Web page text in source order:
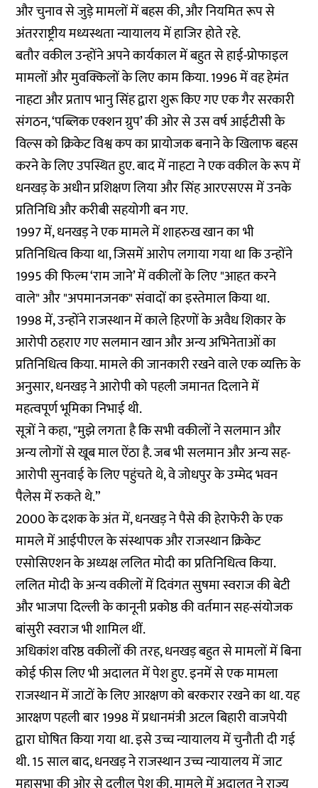
और चुनाव से जुड़े मामलों में बहस की, और नियमित रूप से
अंतरराष्ट्रीय मध्यस्थता न्यायालय में हाजिर होते रहे.
बतौर वकील उन्होंने अपने कार्यकाल में बहुत से हाई-प्रोफाइल
मामलों और मुवक्किलों के लिए काम किया. 1996 में वह हेमंत
नाहटा और प्रताप भानु सिंह द्वारा शुरू किए गए एक गैर सरकारी
संगठन, ‘पब्लिक एक्शन ग्रुप’ की ओर से उस वर्ष आईटीसी के
विल्स को क्रिकेट विश्व कप का प्रायोजक बनाने के खिलाफ बहस
करने के लिए उपस्थित हुए. बाद में नाहटा ने एक वकील के रूप में
धनखड़ के अधीन प्रशिक्षण लिया और सिंह आरएसएस में उनके
प्रतिनिधि और करीबी सहयोगी बन गए.
1997 में, धनखड़ ने एक मामले में शाहरुख खान का भी
प्रतिनिधित्व किया था, जिसमें आरोप लगाया गया था कि उन्होंने
1995 की फिल्म ‘राम जाने’ में वकीलों के लिए "आहत करने
वाले" और "अपमानजनक" संवादों का इस्तेमाल किया था.
1998 में, उन्होंने राजस्थान में काले हिरणों के अवैध शिकार के
आरोपी ठहराए गए सलमान खान और अन्य अभिनेताओं का
प्रतिनिधित्व किया. मामले की जानकारी रखने वाले एक व्यक्ति के
अनुसार, धनखड़ ने आरोपी को पहली जमानत दिलाने में
महत्वपूर्ण भूमिका निभाई थी.
सूत्रों ने कहा, "मुझे लगता है कि सभी वकीलों ने सलमान और
अन्य लोगों से खूब माल ऐंठा है. जब भी सलमान और अन्य सह-
आरोपी सुनवाई के लिए पहुंचते थे, वे जोधपुर के उम्मेद भवन
पैलेस में रुकते थे.”
2000 के दशक के अंत में, धनखड़ ने पैसे की हेराफेरी के एक
मामले में आईपीएल के संस्थापक और राजस्थान क्रिकेट
एसोसिएशन के अध्यक्ष ललित मोदी का प्रतिनिधित्व किया.
ललित मोदी के अन्य वकीलों में दिवंगत सुषमा स्वराज की बेटी
और भाजपा दिल्ली के कानूनी प्रकोष्ठ की वर्तमान सह-संयोजक
बांसुरी स्वराज भी शामिल थीं.
अधिकांश वरिष्ठ वकीलों की तरह, धनखड़ बहुत से मामलों में बिना
कोई फीस लिए भी अदालत में पेश हुए. इनमें से एक मामला
राजस्थान में जाटों के लिए आरक्षण को बरकरार रखने का था. यह
आरक्षण पहली बार 1998 में प्रधानमंत्री अटल बिहारी वाजपेयी
द्वारा घोषित किया गया था. इसे उच्च न्यायालय में चुनौती दी गई
थी. 15 साल बाद, धनखड़ ने राजस्थान उच्च न्यायालय में जाट